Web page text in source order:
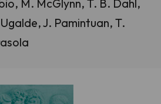
M. McGlynn, T. B. Dahl,
J. Pamintuan, T.